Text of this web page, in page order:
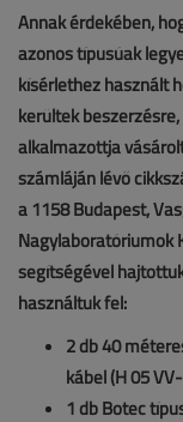
Annak érdekében,
azonos típusúak
kísérlethez használt
kerültek
alkalmazottja
számláján lévő
a 1158 Budapest,
Nagylaboratóriumok
segítségével
használtuk fel:
2 db 40
kábel (H 05
1 db Botec